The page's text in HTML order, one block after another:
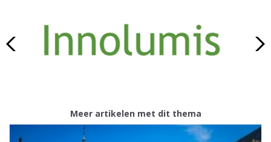
Meer artikelen met dit thema